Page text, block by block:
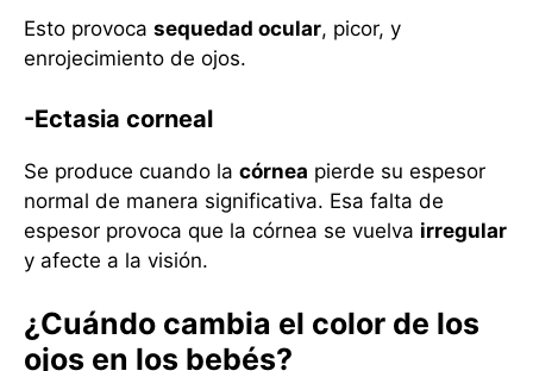
Esto provoca sequedad ocular, picor, y
enrojecimiento de ojos.
-Ectasia corneal
Se produce cuando la córnea pierde su espesor
normal de manera significativa. Esa falta de
espesor provoca que la córnea se vuelva irregular
y afecte a la visión.
¿Cuándo cambia el color de los
ojos en los bebés?